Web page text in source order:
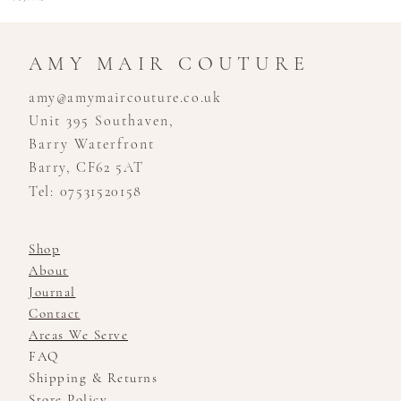
AMY MAIR COUTURE
amy@amymaircouture.co.uk
Unit 395 Southaven,
Barry Waterfront
Barry, CF62 5AT
Tel: 07531520158
Shop
About
Journal
Contact
Areas We Serve
FAQ
Shipping & Returns